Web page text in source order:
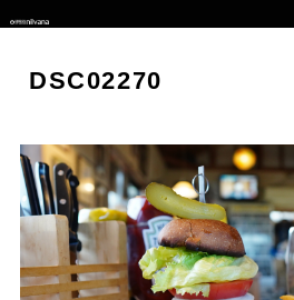
DSC02270